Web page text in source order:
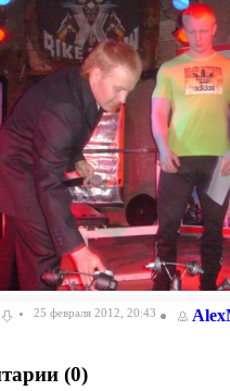
25 февраля 2012, 20:43
(0)